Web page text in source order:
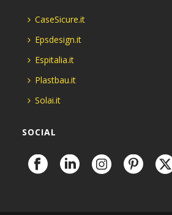
CaseSicure.it
Epsdesign.it
Espitalia.it
Plastbau.it
Solai.it
SOCIAL